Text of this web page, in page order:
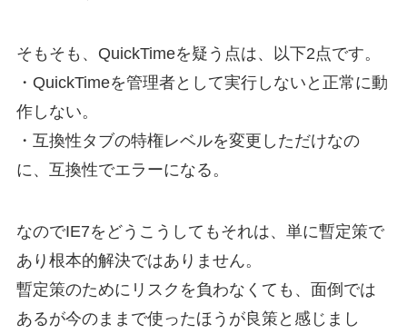
そもそも、QuickTimeを疑う点は、以下2点です。
・QuickTimeを管理者として実行しないと正常に動
作しない。
・互換性タブの特権レベルを変更しただけなの
に、互換性でエラーになる。
なのでIE7をどうこうしてもそれは、単に暫定策で
あり根本的解決ではありません。
暫定策のためにリスクを負わなくても、面倒では
あるが今のままで使ったほうが良策と感じまし